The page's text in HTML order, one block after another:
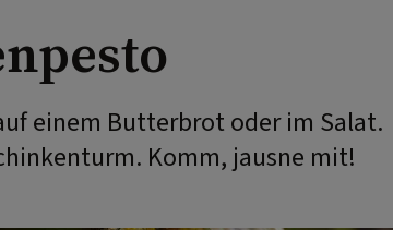
einem Butterbrot oder im Salat.
Komm, jausne mit!